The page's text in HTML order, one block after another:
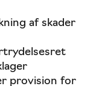
af skader
provision for